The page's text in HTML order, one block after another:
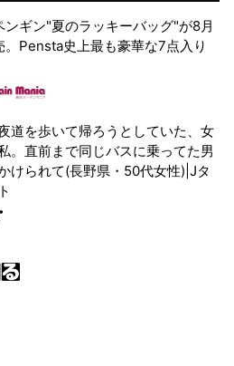
ンギン"夏のラッキーバッグ"が8月
。Pensta史上最も豪華な7点入り
道を歩いて帰ろうとしていた、女
。直前まで同じバスに乗ってた男
けられて(長野県・50代女性)|Jタ